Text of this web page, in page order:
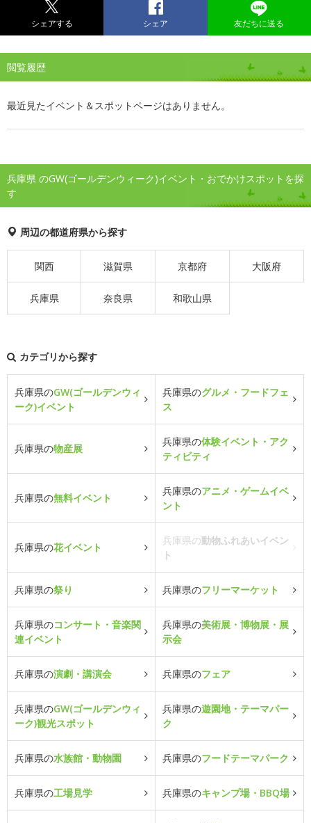
シェアする シェア 友だちに送る
閲覧履歴
最近見たイベント＆スポットページはありません。
兵庫県 のGW(ゴールデンウィーク)イベント・おでかけスポットを探
す
周辺の都道府県から探す
関西 滋賀県 京都府 大阪府
兵庫県 奈良県 和歌山県
カテゴリから探す
兵庫県のGW(ゴールデンウィ
ーク)イベント
兵庫県のグルメ・フードフェ
ス
兵庫県の物産展
兵庫県の体験イベント・アク
ティビティ
兵庫県の無料イベント
兵庫県のアニメ・ゲームイベ
ント
兵庫県の花イベント
兵庫県の動物ふれあいイベン
ト
兵庫県の祭り 兵庫県のフリーマーケット
兵庫県のコンサート・音楽関
連イベント
兵庫県の美術展・博物展・展
示会
兵庫県の演劇・講演会 兵庫県のフェア
兵庫県のGW(ゴールデンウィ
ーク)観光スポット
兵庫県の遊園地・テーマパー
ク
兵庫県の水族館・動物園 兵庫県のフードテーマパーク
兵庫県の工場見学 兵庫県のキャンプ場・BBQ場